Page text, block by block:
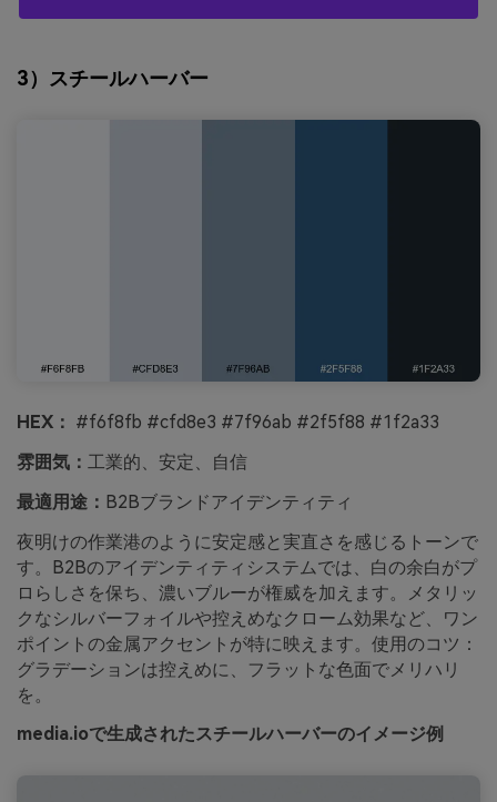
3）スチールハーバー
HEX： #f6f8fb #cfd8e3 #7f96ab #2f5f88 #1f2a33
雰囲気： 工業的、安定、自信
最適用途： B2Bブランドアイデンティティ
夜明けの作業港のように安定感と実直さを感じるトーンで
す。B2Bのアイデンティティシステムでは、白の余白がプ
ロらしさを保ち、濃いブルーが権威を加えます。メタリッ
クなシルバーフォイルや控えめなクローム効果など、ワン
ポイントの金属アクセントが特に映えます。使用のコツ：
グラデーションは控えめに、フラットな色面でメリハリ
を。
media.ioで生成されたスチールハーバーのイメージ例